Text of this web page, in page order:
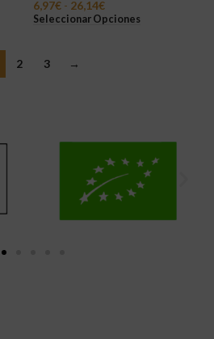
6,97€ - 26,14€
Seleccionar Opciones
2 3 →